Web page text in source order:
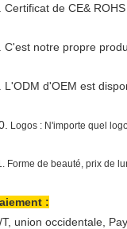
Certificat de CE&
C'est notre propre
L'ODM d'OEM est
Logos : N'importe quel
Forme de beauté, prix de
:
T, union occidentale,